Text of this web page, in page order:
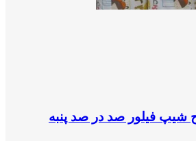
فیلور صد در صد پنبه